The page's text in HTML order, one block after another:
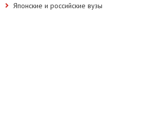
Японские и российские вузы